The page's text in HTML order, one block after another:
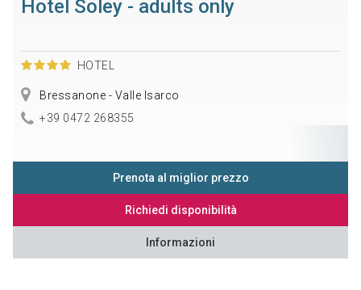
Hotel Soley - adults only
HOTEL
Bressanone - Valle Isarco
+39 0472 268355
Prenota al miglior prezzo
Richiedi disponibilità
Informazioni